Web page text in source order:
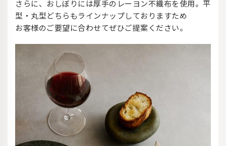
さらに、おしぼりには厚手のレーヨン不織布を使用。平
型・丸型どちらもラインナップしておりますため
お客様のご要望に合わせてぜひご提案ください。